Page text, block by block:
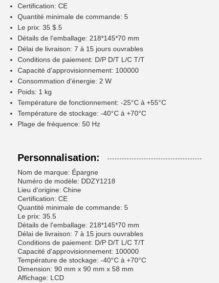
Certification: CE
Quantité minimale de commande: 5
Le prix: 35 $.5
Détails de l'emballage: 218*145*70 mm
Délai de livraison: 7 à 15 jours ouvrables
Conditions de paiement: D/P D/T L/C T/T
Capacité d'approvisionnement: 100000
Consommation d'énergie: 2 W
Poids: 1 kg
Température de fonctionnement: -25°C à +55°C
Température de stockage: -40°C à +70°C
Plage de fréquence: 50 Hz
Personnalisation:
Nom de marque: Épargne
Numéro de modèle: DDZY1218
Lieu d'origine: Chine
Certification: CE
Quantité minimale de commande: 5
Le prix: 35.5
Détails de l'emballage: 218*145*70 mm
Délai de livraison: 7 à 15 jours ouvrables
Conditions de paiement: D/P D/T L/C T/T
Capacité d'approvisionnement: 100000
Température de stockage: -40°C à +70°C
Dimension: 90 mm x 90 mm x 58 mm
Affichage: LCD